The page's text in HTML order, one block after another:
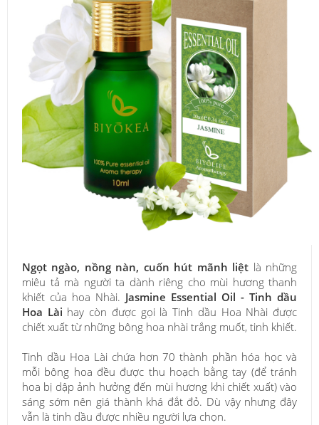
Ngọt ngào, nồng nàn, cuốn hút mãnh liệt là những
miêu tả mà người ta dành riêng cho mùi hương thanh
khiết của hoa Nhài. Jasmine Essential Oil - Tinh dầu
Hoa Lài hay còn được gọi là Tinh dầu Hoa Nhài được
chiết xuất từ những bông hoa nhài trắng muốt, tinh khiết.
Tinh dầu Hoa Lài chứa hơn 70 thành phần hóa học và
mỗi bông hoa đều được thu hoạch bằng tay (để tránh
hoa bị dập ảnh hưởng đến mùi hương khi chiết xuất) vào
sáng sớm nên giá thành khá đắt đỏ. Dù vậy nhưng đây
vẫn là tinh dầu được nhiều người lựa chọn.